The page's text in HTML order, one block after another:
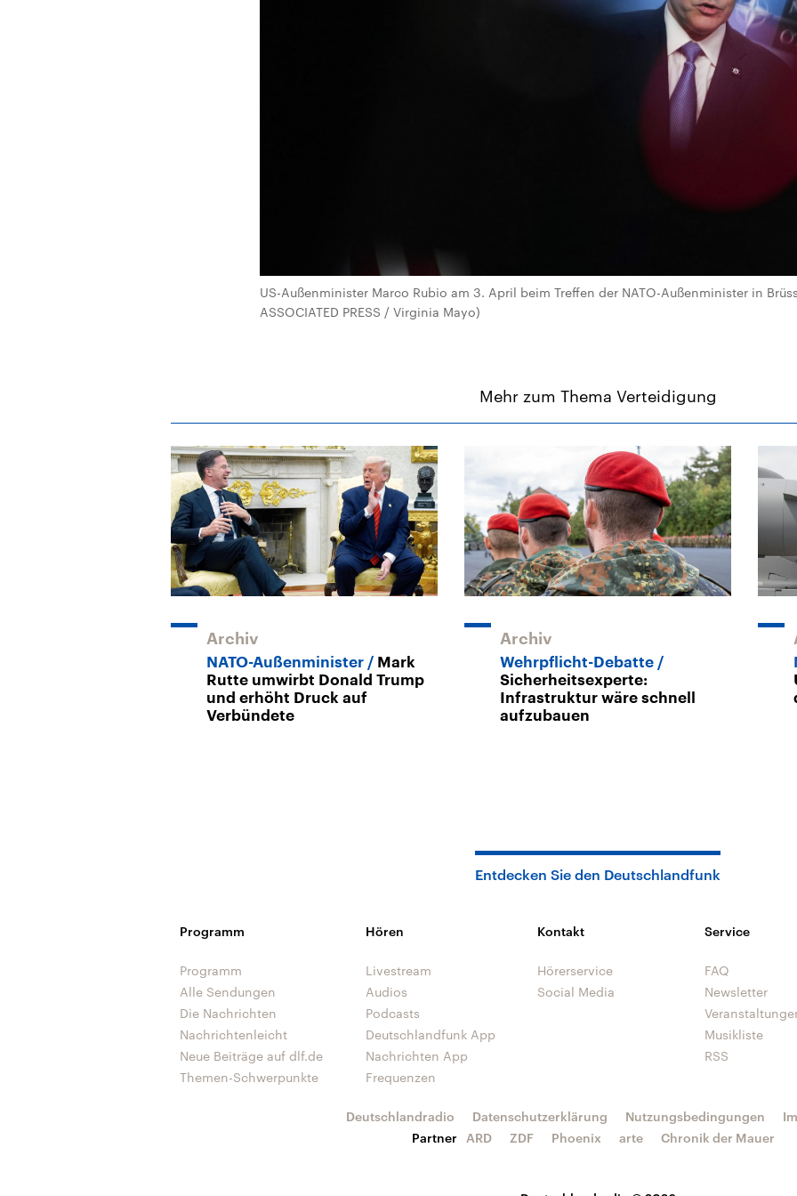
US-Außenminister Marco Rubio am 3. April beim Treffen der NATO-Außenminister in
ASSOCIATED PRESS / Virginia Mayo)
Mehr zum Thema Verteidigung
Archiv
NATO-Außenminister
Mark
Rutte umwirbt Donald Trump
und erhöht Druck auf
Verbündete
Archiv
Wehrpflicht-Debatte
Sicherheitsexperte:
Infrastruktur wäre schnell
aufzubauen
Entdecken Sie den Deutschlandfunk
Programm
Programm
Alle Sendungen
Die Nachrichten
Nachrichtenleicht
Neue Beiträge auf dlf.de
Themen-Schwerpunkte
Hören
Livestream
Audios
Podcasts
Deutschlandfunk App
Nachrichten App
Frequenzen
Kontakt
Hörerservice
Social Media
Service
FAQ
Newsletter
Musikliste
RSS
Deutschlandradio Datenschutzerklärung Nutzungsbedingungen
Partner
ARD ZDF Phoenix arte Chronik der Mauer